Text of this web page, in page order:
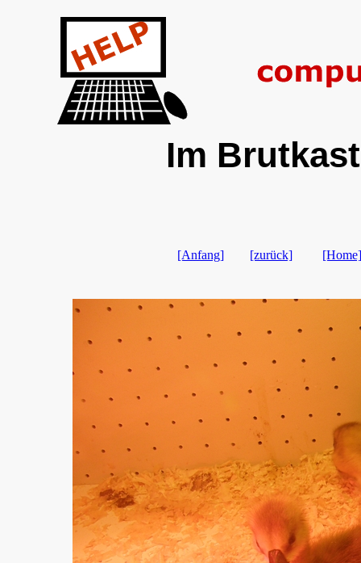
Im
[Anfang] [zurück] [Home]